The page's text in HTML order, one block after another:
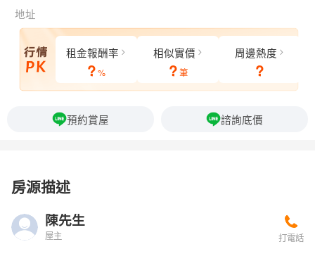
地址
租金報酬率
?%
相似實價
?筆
周邊熱度
?
預約賞屋 諮詢底價
房源描述
陳先生
屋主 打電話